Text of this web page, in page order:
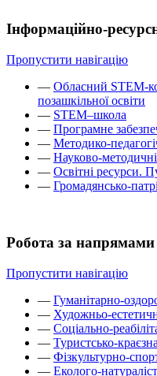
Інформаційно-
Пропустити навігацію
— Обласний STEM-
позашкільної освіти
— STEM–школа
— Програмне
— Методико-
— Науково-
— Освітні ресурси.
— Громадянсько-
Робота за напрямами
Пропустити навігацію
— Гуманітарно-
— Художньо-
— Соціально-
— Туристсько-
— Фізкультурно-
— Еколого-